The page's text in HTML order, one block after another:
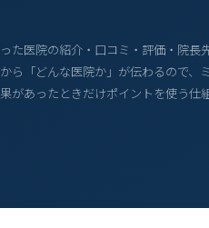
た医院の紹介・口コミ・評価・院長
ら「どんな医院か」が伝わるので、
があったときだけポイントを使う仕